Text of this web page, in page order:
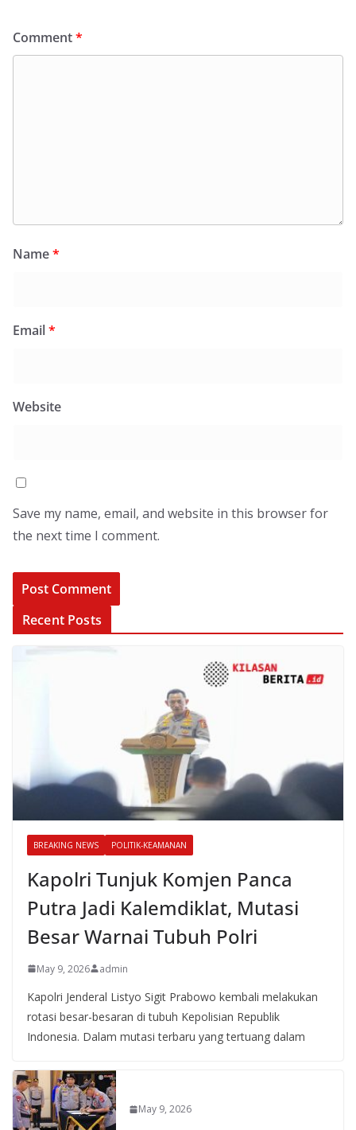
Comment*
Name*
Email*
Website
Save my name, email, and website in this browser for
the next time I comment.
Recent Posts
BREAKING NEWS POLITIK-KEAMANAN
Kapolri Tunjuk Komjen Panca
Putra Jadi Kalemdiklat, Mutasi
Besar Warnai Tubuh Polri
May 9, 2026 admin
Kapolri Jenderal Listyo Sigit Prabowo kembali melakukan
rotasi besar-besaran di tubuh Kepolisian Republik
Indonesia. Dalam mutasi terbaru yang tertuang dalam
May 9, 2026